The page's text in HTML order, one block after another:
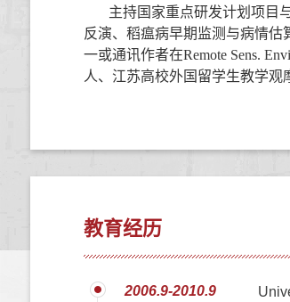
主持国家重点研发计划项目
反演、稻瘟病早期监测与病情估
一或通讯作者在Remote Sens.
人、 江苏高校外国留学生教学观
教育经历
2006.9-2010.9